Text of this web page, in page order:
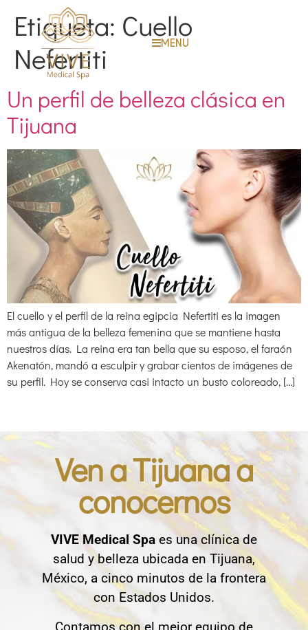
MENU
Etiqueta: Cuello
Nefertiti
Un perfil de belleza clásica en
Tijuana
El cuello y el perfil de la reina egipcia Nefertiti es la imagen
más antigua de la belleza femenina que se mantiene hasta
nuestros días. La reina era tan bella que su esposo, el faraón
Akenatón, mandó a esculpir y grabar cientos de imágenes de
su perfil. Hoy se conserva casi intacto un busto coloreado, […]
Ven a Tijuana a
conocernos
VIVE Medical Spa es una clínica de
salud y belleza ubicada en Tijuana,
México, a cinco minutos de la frontera
con Estados Unidos.
Contamos con el mejor equipo de